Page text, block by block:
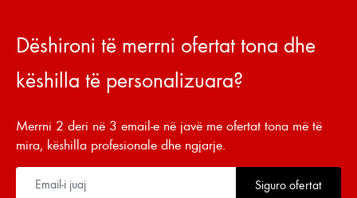
Dëshironi të merrni ofertat tona dhe
këshilla të personalizuara?
Merrni 2 deri në 3 email-e në javë me ofertat tona më të
mira, këshilla profesionale dhe ngjarje.
Siguro ofertat